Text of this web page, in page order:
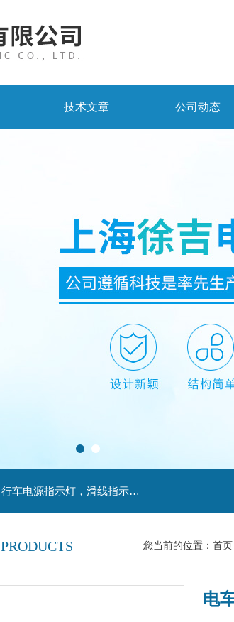
技术文章 公司动态
主营产品：滑触线，安全滑触线，刚体滑触线，多级管式集电器，行车电源指示灯，滑线指示灯，集电器，扁平电缆，H型单级安全滑触器，电缆滑轨滑车
PRODUCTS 您当前的位置： 首页
电